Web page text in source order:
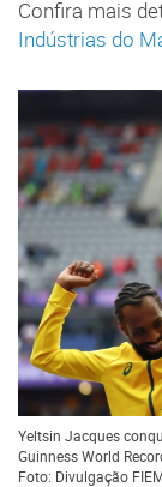
Confira mais
Indústrias do
Yeltsin Jacques
Guinness World
Foto: Divulgação